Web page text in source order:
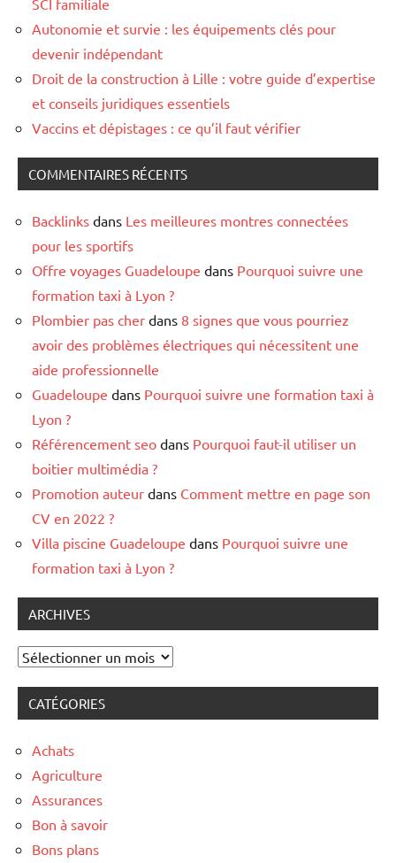
Autonomie et survie : les équipements clés pour
devenir indépendant
Droit de la construction à Lille : votre guide d’expertise
et conseils juridiques essentiels
Vaccins et dépistages : ce qu’il faut vérifier
COMMENTAIRES RÉCENTS
Backlinks dans Les meilleures montres connectées
pour les sportifs
Offre voyages Guadeloupe dans Pourquoi suivre une
formation taxi à Lyon ?
Plombier pas cher dans 8 signes que vous pourriez
avoir des problèmes électriques qui nécessitent une
aide professionnelle
Guadeloupe dans Pourquoi suivre une formation taxi à
Lyon ?
Référencement seo dans Pourquoi faut-il utiliser un
boitier multimédia ?
Promotion auteur dans Comment mettre en page son
CV en 2022 ?
Villa piscine Guadeloupe dans Pourquoi suivre une
formation taxi à Lyon ?
ARCHIVES
Archives
CATÉGORIES
Achats
Agriculture
Assurances
Bon à savoir
Bons plans